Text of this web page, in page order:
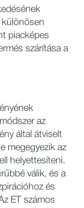
különösen
piacképes
szárítása a
az
által átviselt
megegyezik az
helyettesíteni.
válik, és a
és
ET számos